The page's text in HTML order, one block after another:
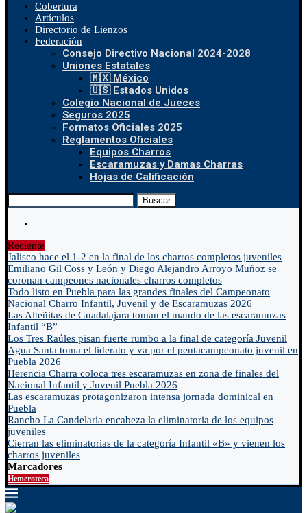
Cobertura
Artículos
Directorio de Lienzos
Federación
Consejo Directivo Nacional 2024-2028
Uniones Estatales
🇲🇽 México
🇺🇸 Estados Unidos
Colegio Nacional de Jueces
Seguros 2025
Formatos Oficiales 2025
Reglamentos Oficiales
Equipos Charros
Escaramuzas y Damas Charras
Hojas de Calificación
Buscar
Reciente
Jalisco hace el 1-2 en la final de los charros completos juveniles
Emiliano Gil Coss y León y Diego Alejandro Arroyo Muñoz se
coronan campeones nacionales charros completos
Todo listo en Puebla para las grandes finales del Campeonato
Nacional Charro Infantil, Juvenil y de Escaramuzas 2026
Las Alteñitas de Guadalajara toman el mando de las escaramuzas
Infantil “B”
Los Tres Raúles pisan fuerte rumbo a la final de categoría Juvenil
Agua Santa toma el liderato y va por el pentacampeonato juvenil en
Puebla 2026
Herencia Charra coloca tres escaramuzas en zona de finales del
Nacional Infantil y Juvenil Puebla 2026
Las escaramuzas protagonizaron intensa jornada dominical en
Puebla
Rancho La Candelaria encabeza la eliminatoria de los equipos
juveniles
Cierran las eliminatorias de la categoría Infantil «B» y vienen los
charros juveniles
Marcadores
Hemeroteca